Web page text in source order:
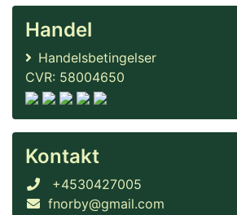
Handel
Handelsbetingelser
CVR: 58004650
Kontakt
+4530427005
fnorby@gmail.com